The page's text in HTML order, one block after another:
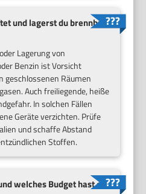
und lagerst du brennbare
Lagerung von
Benzin ist Vorsicht
geschlossenen Räumen
Auch freiliegende, heiße
In solchen Fällen
Geräte verzichten. Prüfe
und schaffe Abstand
Stoffen.
welches Budget hast du?